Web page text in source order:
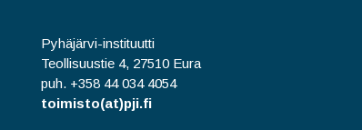
Pyhäjärvi-instituutti
Teollisuustie 4, 27510 Eura
puh. +358 44 034 4054
toimisto(at)pji.fi